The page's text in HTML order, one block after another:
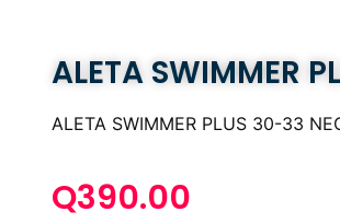
ALETA SWIMMER
ALETA SWIMMER PLUS 30-33
Q390.00